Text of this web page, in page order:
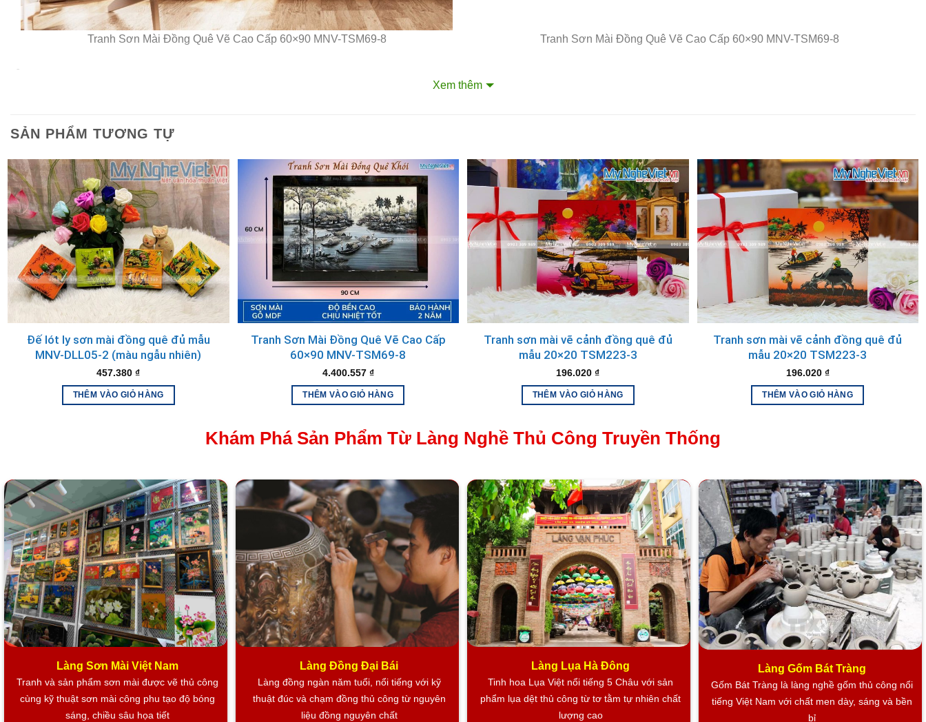
Tranh Sơn Mài Đồng Quê Vẽ Cao Cấp 60×90 MNV-TSM69-8 Tranh Sơn Mài Đồng Quê Vẽ Cao Cấp 60×90 MNV-TSM69-8
không gian mà còn mang đến ý nghĩa phong thủy tốt lành, tượng trưng cho sự sung túc, bình an và thịnh vượng. Hình ảnh đồng quê thanh bình giúp xoa dịu tâm hồn, mang lại sự thư
thái, dễ chịu sau những giờ làm việc căng thẳng.
Sản phẩm tại showroom Mỹ Nghệ Việt cùng hàng ngàn sản phẩm sơn mài khác
Showroom Sơn Mài Mỹ Nghệ Việt là showroom sơn mài lớn nhất TP.HCM, cách chợ Bến Thành 15 phút. Nơi đây trưng bày các sản phẩm sơn mài thủ công tinh xảo, làm từ làng nghề
sơn mài truyền thống.
Tranh Sơn Mài Đồng Quê Vẽ Cao Cấp Showroom tranh sơn mài tại Mỹ Nghệ Việt
SHOWROOM TRANH SƠN MÀI TẠI MỸ NGHỆ VIỆT
Xem thêm
SẢN PHẨM TƯƠNG TỰ
Đế lót ly sơn mài đồng quê đủ mẫu
MNV-DLL05-2 (màu ngẫu nhiên)
457.380₫
THÊM VÀO GIỎ HÀNG
Tranh Sơn Mài Đồng Quê Vẽ Cao Cấp
60×90 MNV-TSM69-8
4.400.557 ₫
THÊM VÀO GIỎ HÀNG
Tranh sơn mài vẽ cảnh đồng quê đủ
mẫu 20×20 TSM223-3
196.020₫
THÊM VÀO GIỎ HÀNG
Tranh sơn mài vẽ cảnh đồng quê đủ
mẫu 20×20 TSM223-3
196.020 ₫
THÊM VÀO GIỎ HÀNG
Khám Phá Sản Phẩm Từ Làng Nghề Thủ Công Truyền Thống
Làng Sơn Mài Việt Nam
Tranh và sản phẩm sơn mài được vẽ thủ công
cùng kỹ thuật sơn mài công phu tạo độ bóng
sáng, chiều sâu họa tiết
Làng Đồng Đại Bái
Làng đồng ngàn năm tuổi, nổi tiếng với kỹ
thuật đúc và chạm đồng thủ công từ nguyên
liệu đồng nguyên chất
Làng Lụa Hà Đông
Tinh hoa Lụa Việt nổi tiếng 5 Châu với sản
phẩm lụa dệt thủ công từ tơ tằm tự nhiên chất
lượng cao
Làng Gốm Bát Tràng
Gốm Bát Tràng là làng nghề gốm thủ công nổi
tiếng Việt Nam với chất men dày, sáng và bền
bỉ